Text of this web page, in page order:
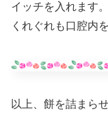
イッチを入れます。
くれぐれも口腔内
以上、餅を詰まら